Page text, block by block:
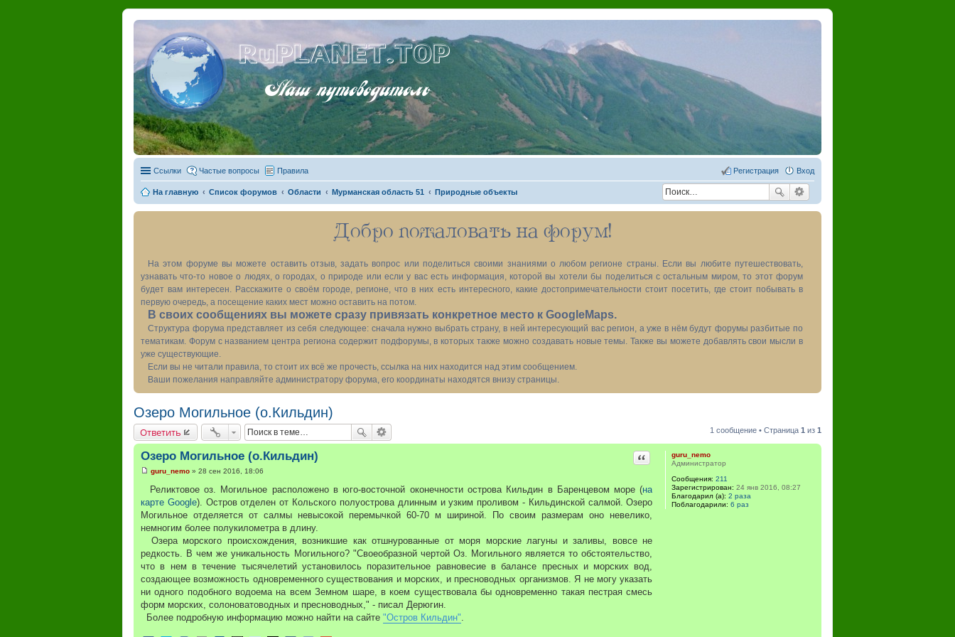
RuPLANET.TOP
Наш путеводитель
Ссылки Частые вопросы Правила Вход
Регистрация
На главную Список форумов Области Мурманская область 51 Природные объекты
Добро пожаловать на форум!
На этом форуме вы можете оставить отзыв, задать вопрос или поделиться своими знаниями о любом регионе страны. Если вы любите путешествовать,
узнавать что-то новое о людях, о городах, о природе или если у вас есть информация, которой вы хотели бы поделиться с остальным миром, то этот форум
будет вам интересен. Расскажите о своём городе, регионе, что в них есть интересного, какие достопримечательности стоит посетить, где стоит побывать в
первую очередь, а посещение каких мест можно оставить на потом.
В своих сообщениях вы можете сразу привязать конкретное место к GoogleMaps.
Структура форума представляет из себя следующее: сначала нужно выбрать страну, в ней интересующий вас регион, а уже в нём будут форумы разбитые по
тематикам. Форум с названием центра региона содержит подфорумы, в которых также можно создавать новые темы. Также вы можете добавлять свои мысли в
уже существующие.
Если вы не читали правила, то стоит их всё же прочесть, ссылка на них находится над этим сообщением.
Ваши пожелания направляйте администратору форума, его координаты находятся внизу страницы.
Озеро Могильное (о.Кильдин)
Ответить 1 сообщение • Страница 1 из 1
guru_nemo
Администратор
Сообщения: 211
Зарегистрирован: 24 янв 2016, 08:27
Благодарил (а): 2 раза
Поблагодарили: 6 раз
Озеро Могильное (о.Кильдин) Цитата
С
о
о
б
е
н
и
е
guru_nemo » 28 сен 2016, 18:06
Реликтовое оз. Могильное расположено в юго-восточной оконечности острова Кильдин в Баренцевом море (на
карте Google). Остров отделен от Кольского полуострова длинным и узким проливом - Кильдинской салмой. Озеро
Могильное отделяется от салмы невысокой перемычкой 60-70 м шириной. По своим размерам оно невелико,
немногим более полукилометра в длину.
Озера морского происхождения, возникшие как отшнурованные от моря морские лагуны и заливы, вовсе не
редкость. В чем же уникальность Могильного? "Своеобразной чертой Оз. Могильного является то обстоятельство,
что в нем в течение тысячелетий установилось поразительное равновесие в балансе пресных и морских вод,
создающее возможность одновременного существования и морских, и пресноводных организмов. Я не могу указать
ни одного подобного водоема на всем Земном шаре, в коем существовала бы одновременно такая пестрая смесь
форм морских, солоноватоводных и пресноводных," - писал Дерюгин.
Более подробную информацию можно найти на сайте "Остров Кильдин".